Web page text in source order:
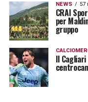
NEWS 57
CRAI
per
gruppo
Il